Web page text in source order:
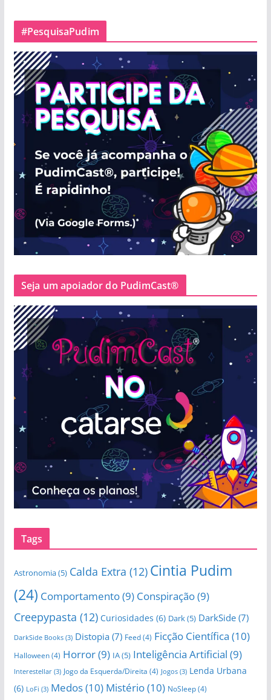
#PesquisaPudim
Seja um apoiador do PudimCast®
Tags
Astronomia(5) Calda Extra (12) Cintia Pudim
(24) Comportamento(9) Conspiração(9)
Creepypasta (12) Curiosidades (6) Dark(5) DarkSide(7)
DarkSide Books(3) Distopia(7) Feed(4) Ficção Científica (10)
Halloween(4) Horror(9) IA(5) Inteligência Artificial (9)
Interestellar(3) Jogo da Esquerda/Direita (4) Jogos(3) Lenda Urbana
(6) LoFi (3) Medos(10) Mistério(10) NoSleep(4)